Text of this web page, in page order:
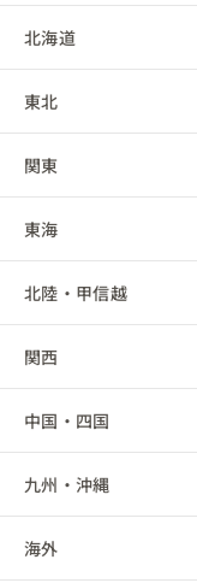
北海道
北海道
東北
青森県
岩手県
宮城県
秋田県
山形県
福島県
関東
茨城県
栃木県
群馬県
埼玉県
千葉県
東京都
東海
岐阜県
静岡県
愛知県
三重県
北陸・甲信越
新潟県
富山県
石川県
福井県
関西
滋賀県
京都府
大阪府
中国・四国
鳥取県
島根県
九州・沖縄
福岡県
海外